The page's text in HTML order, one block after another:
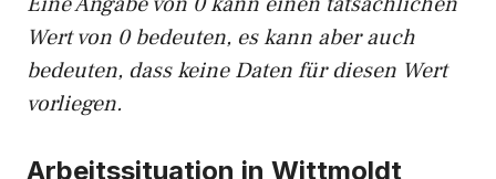
Wert von 0 bedeuten, es kann aber auch
bedeuten, dass keine Daten für diesen Wert
vorliegen.
Arbeitssituation in Wittmoldt